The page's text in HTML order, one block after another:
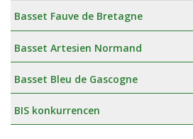
Basset Fauve de Bretagne
Basset Artesien Normand
Basset Bleu de Gascogne
BIS konkurrencen